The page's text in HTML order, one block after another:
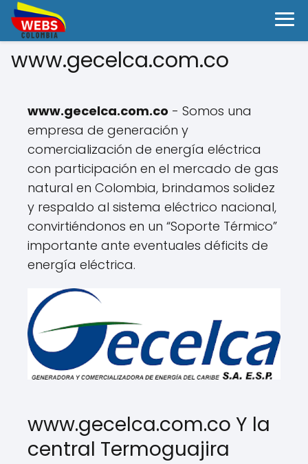
www.gecelca.com.co
www.gecelca.com.co - Somos una
empresa de generación y
comercialización de energía eléctrica
con participación en el mercado de gas
natural en Colombia, brindamos solidez
y respaldo al sistema eléctrico nacional,
convirtiéndonos en un “Soporte Térmico”
importante ante eventuales déficits de
energía eléctrica.
www.gecelca.com.co Y la
central Termoguajira